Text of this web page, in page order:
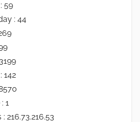
59
: 44
142
1
216.73.216.53